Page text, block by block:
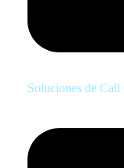
Soluciones de Call